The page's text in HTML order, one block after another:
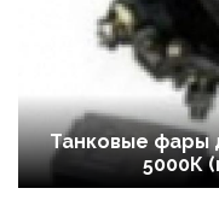
Танковые фары
5000К